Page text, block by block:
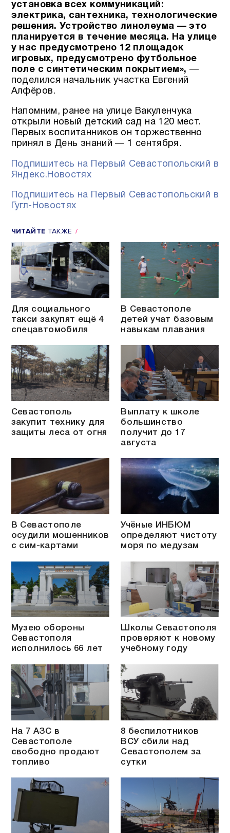
установка всех коммуникаций:
электрика, сантехника, технологические
решения. Устройство линолеума — это
планируется в течение месяца. На улице
у нас предусмотрено 12 площадок
игровых, предусмотрено футбольное
поле с синтетическим покрытием», —
поделился начальник участка Евгений
Алфёров.
Напомним, ранее на улице Вакуленчука
открыли новый детский сад на 120 мест.
Первых воспитанников он торжественно
принял в День знаний — 1 сентября.
Подпишитесь на Первый Севастопольский в
Яндекс.Новостях
Подпишитесь на Первый Севастопольский в
Гугл-Новостях
ЧИТАЙТЕ ТАКЖЕ
Для социального
такси закупят ещё 4
спецавтомобиля
В Севастополе
детей учат базовым
навыкам плавания
Севастополь
закупит технику для
защиты леса от огня
Выплату к школе
большинство
получит до 17
августа
В Севастополе
осудили мошенников
с сим-картами
Учёные ИНБЮМ
определяют чистоту
моря по медузам
Музею обороны
Севастополя
исполнилось 66 лет
Школы Севастополя
проверяют к новому
учебному году
На 7 АЗС в
Севастополе
свободно продают
топливо
8 беспилотников
ВСУ сбили над
Севастополем за
сутки